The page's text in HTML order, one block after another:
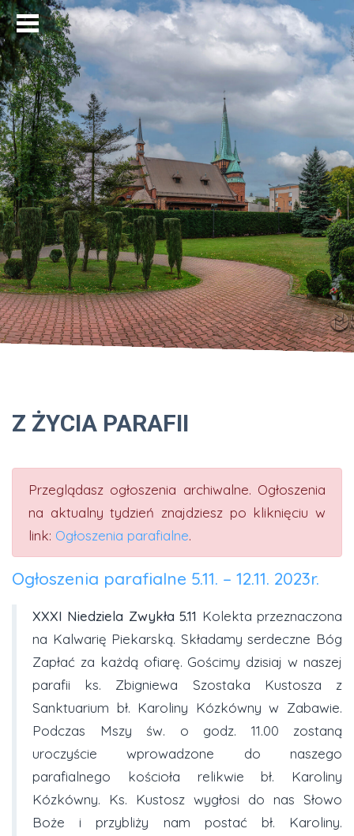
Strona główna
Z ŻYCIA PARAFII
Przeglądasz ogłoszenia archiwalne. Ogłoszenia
na aktualny tydzień znajdziesz po kliknięciu w
link: Ogłoszenia parafialne.
Ogłoszenia parafialne 5.11. – 12.11. 2023r.
XXXI Niedziela Zwykła 5.11 Kolekta przeznaczona
na Kalwarię Piekarską. Składamy serdeczne Bóg
Zapłać za każdą ofiarę. Gościmy dzisiaj w naszej
parafii ks. Zbigniewa Szostaka Kustosza z
Sanktuarium bł. Karoliny Kózkówny w Zabawie.
Podczas Mszy św. o godz. 11.00 zostaną
uroczyście wprowadzone do naszego
parafialnego kościoła relikwie bł. Karoliny
Kózkówny. Ks. Kustosz wygłosi do nas Słowo
Boże i przybliży nam postać bł. Karoliny.